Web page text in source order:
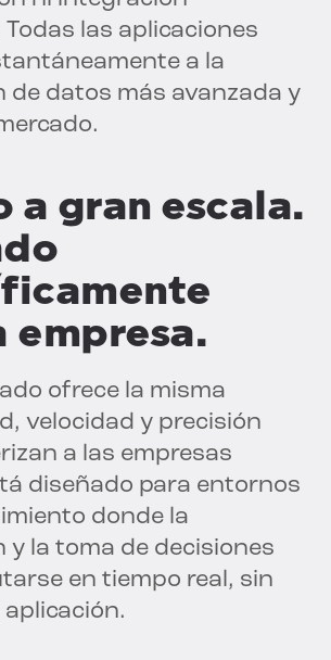
las aplicaciones
a la
de datos más avanzada y
a gran escala.
empresa.
ofrece la misma
velocidad y precisión
a las empresas
diseñado para entornos
donde la
y la toma de decisiones
en tiempo real, sin